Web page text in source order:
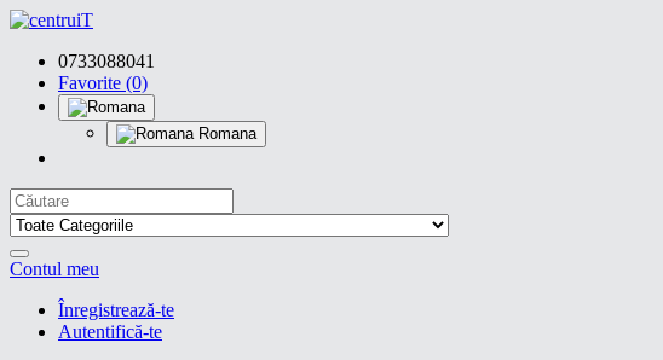
0733088041
Favorite (0)
Romana
Contul meu
Înregistrează-te
Autentifică-te